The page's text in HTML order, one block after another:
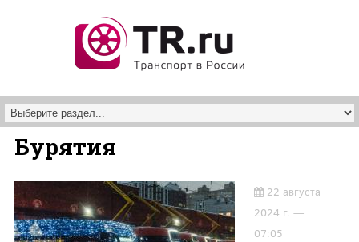
Бурятия
22 августа
2024 г. —
07:05